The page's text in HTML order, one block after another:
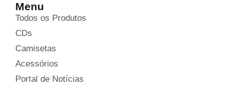
Menu
Todos os Produtos
CDs
Camisetas
Acessórios
Portal de Notícias